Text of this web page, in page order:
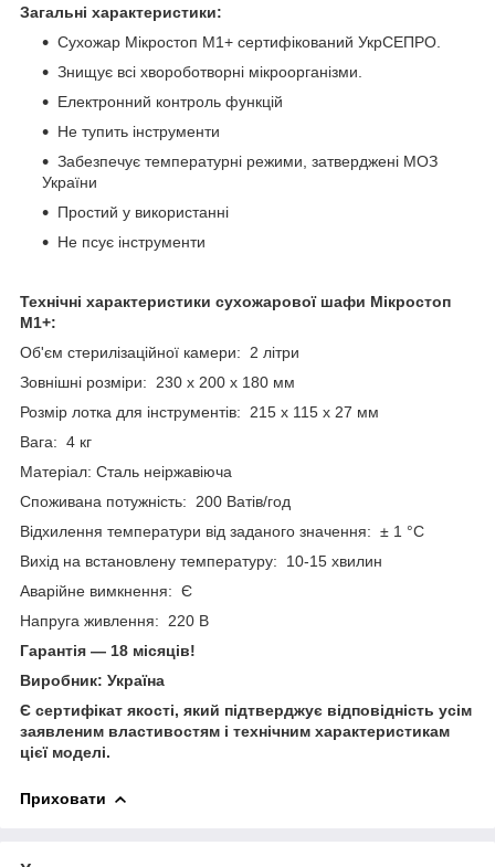
Загальні характеристики:
Сухожар Мікростоп М1+ сертифікований УкрСЕПРО.
Знищує всі хвороботворні мікроорганізми.
Електронний контроль функцій
Не тупить інструменти
Забезпечує температурні режими, затверджені МОЗ
України
Простий у використанні
Не псує інструменти
Технічні характеристики сухожарової шафи Мікростоп
М1+:
Об'єм стерилізаційної камери: 2 літри
Зовнішні розміри: 230 х 200 х 180 мм
Розмір лотка для інструментів: 215 х 115 х 27 мм
Вага: 4 кг
Матеріал: Сталь неіржавіюча
Споживана потужність: 200 Ватів/год
Відхилення температури від заданого значення: ± 1 °C
Вихід на встановлену температуру: 10-15 хвилин
Аварійне вимкнення: Є
Напруга живлення: 220 В
Гарантія — 18 місяців!
Виробник: Україна
Є сертифікат якості, який підтверджує відповідність усім
заявленим властивостям і технічним характеристикам
цієї моделі.
Приховати